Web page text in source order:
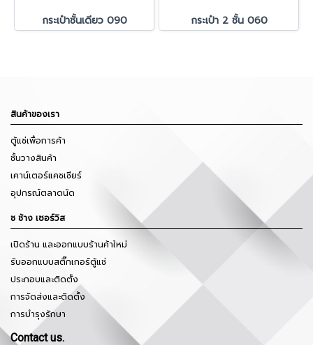
กระเป๋าชั้นเดียว 090 กระเป๋า 2 ชั้น 060
สินค้าของเรา
ตู้แช่เพื่อการค้า
ชั้นวางสินค้า
เคาน์เตอร์แคชเชียร์
อุปกรณ์ตลาดนัด
ช ช้าง เซอร์วิส
เปิดร้าน และออกแบบร้านค้าใหม่
รับออกแบบสติ๊กเกอร์ตู้แช่
ประกอบและติดตั้ง
การจัดส่งและติดตั้ง
การบำรุงรักษา
Contact us.